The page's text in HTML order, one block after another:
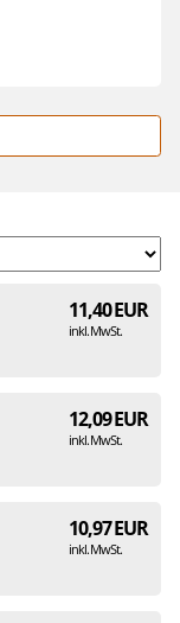
11,40 EUR
inkl. MwSt.
12,09 EUR
inkl. MwSt.
10,97 EUR
inkl. MwSt.